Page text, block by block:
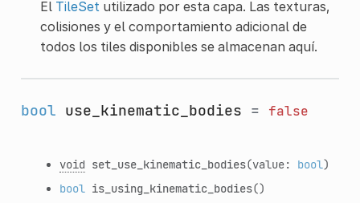
El TileSet utilizado por esta capa. Las texturas,
colisiones y el comportamiento adicional de
todos los tiles disponibles se almacenan aquí.
bool use_kinematic_bodies = false
void set_use_kinematic_bodies(value: bool)
bool is_using_kinematic_bodies()